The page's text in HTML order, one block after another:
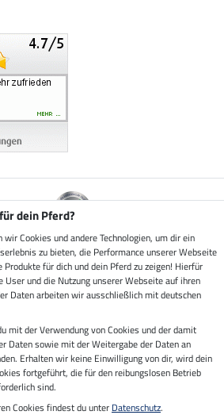
Vorkasse
Impressum
dein Pferd?
Cookies und andere Technologien, um dir ein
zu bieten, die Performance unserer Webseite
für dich und dein Pferd zu zeigen! Hierfür
und die Nutzung unserer Webseite auf ihren
Daten arbeiten wir ausschließlich mit deutschen
mit der Verwendung von Cookies und der damit
Daten sowie mit der Weitergabe der Daten an
Erhalten wir keine Einwilligung von dir, wird dein
fortgeführt, die für den reibungslosen Betrieb
sind.
Cookies findest du unter Datenschutz.